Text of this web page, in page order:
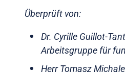
Überprüft von:
Dr. Cyrille Guillot-
Arbeitsgruppe für
Herr Tomasz